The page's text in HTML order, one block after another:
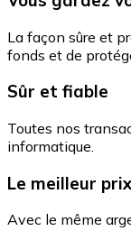
La façon sûre et
fonds et de
Sûr et fiable
Toutes nos
informatique.
Le meilleur prix
Avec le même